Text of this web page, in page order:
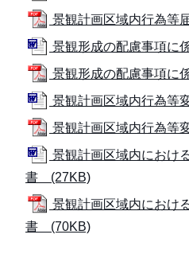
景観計画区域内行為
景観形成の配慮事項
景観形成の配慮事項
景観計画区域内行為
景観計画区域内行為
景観計画区域内におけ
書 (27KB)
景観計画区域内におけ
書 (70KB)